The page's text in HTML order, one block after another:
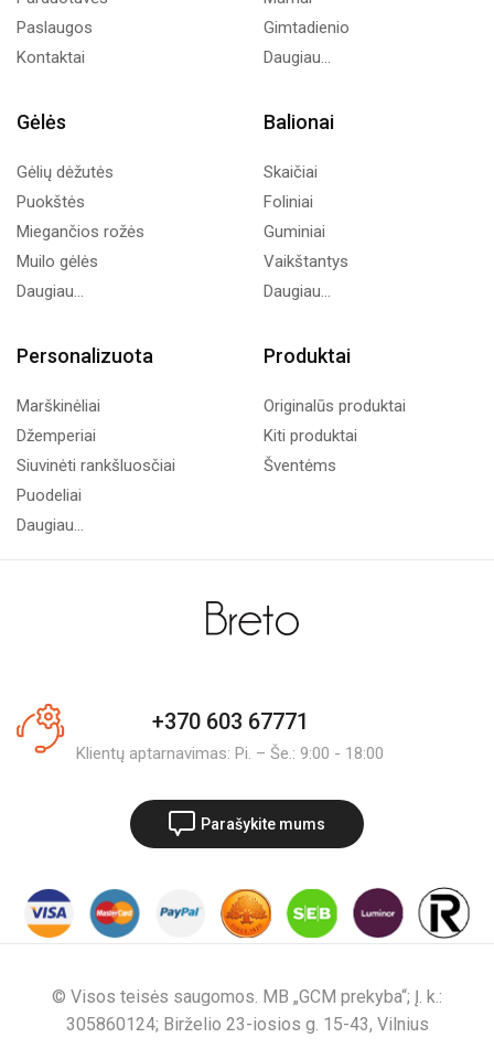
Paslaugos
Kontaktai
Gimtadienio
Daugiau...
Gėlės
Gėlių dėžutės
Puokštės
Miegančios rožės
Muilo gėlės
Daugiau...
Balionai
Skaičiai
Foliniai
Guminiai
Vaikštantys
Daugiau...
Personalizuota
Marškinėliai
Džemperiai
Siuvinėti rankšluosčiai
Puodeliai
Daugiau...
Produktai
Originalūs produktai
Kiti produktai
Šventėms
+370 603 67771
Klientų aptarnavimas: Pi. – Še.: 9:00 - 18:00
Parašykite mums
© Visos teisės saugomos. MB „GCM prekyba“; Į. k.:
305860124; Birželio 23-iosios g. 15-43, Vilnius